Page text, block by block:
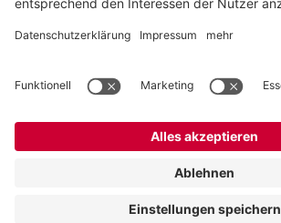
Vogelsang GmbH & Co. KG,
:+49 5434 83 0
:
Datenschutz|Impressum|